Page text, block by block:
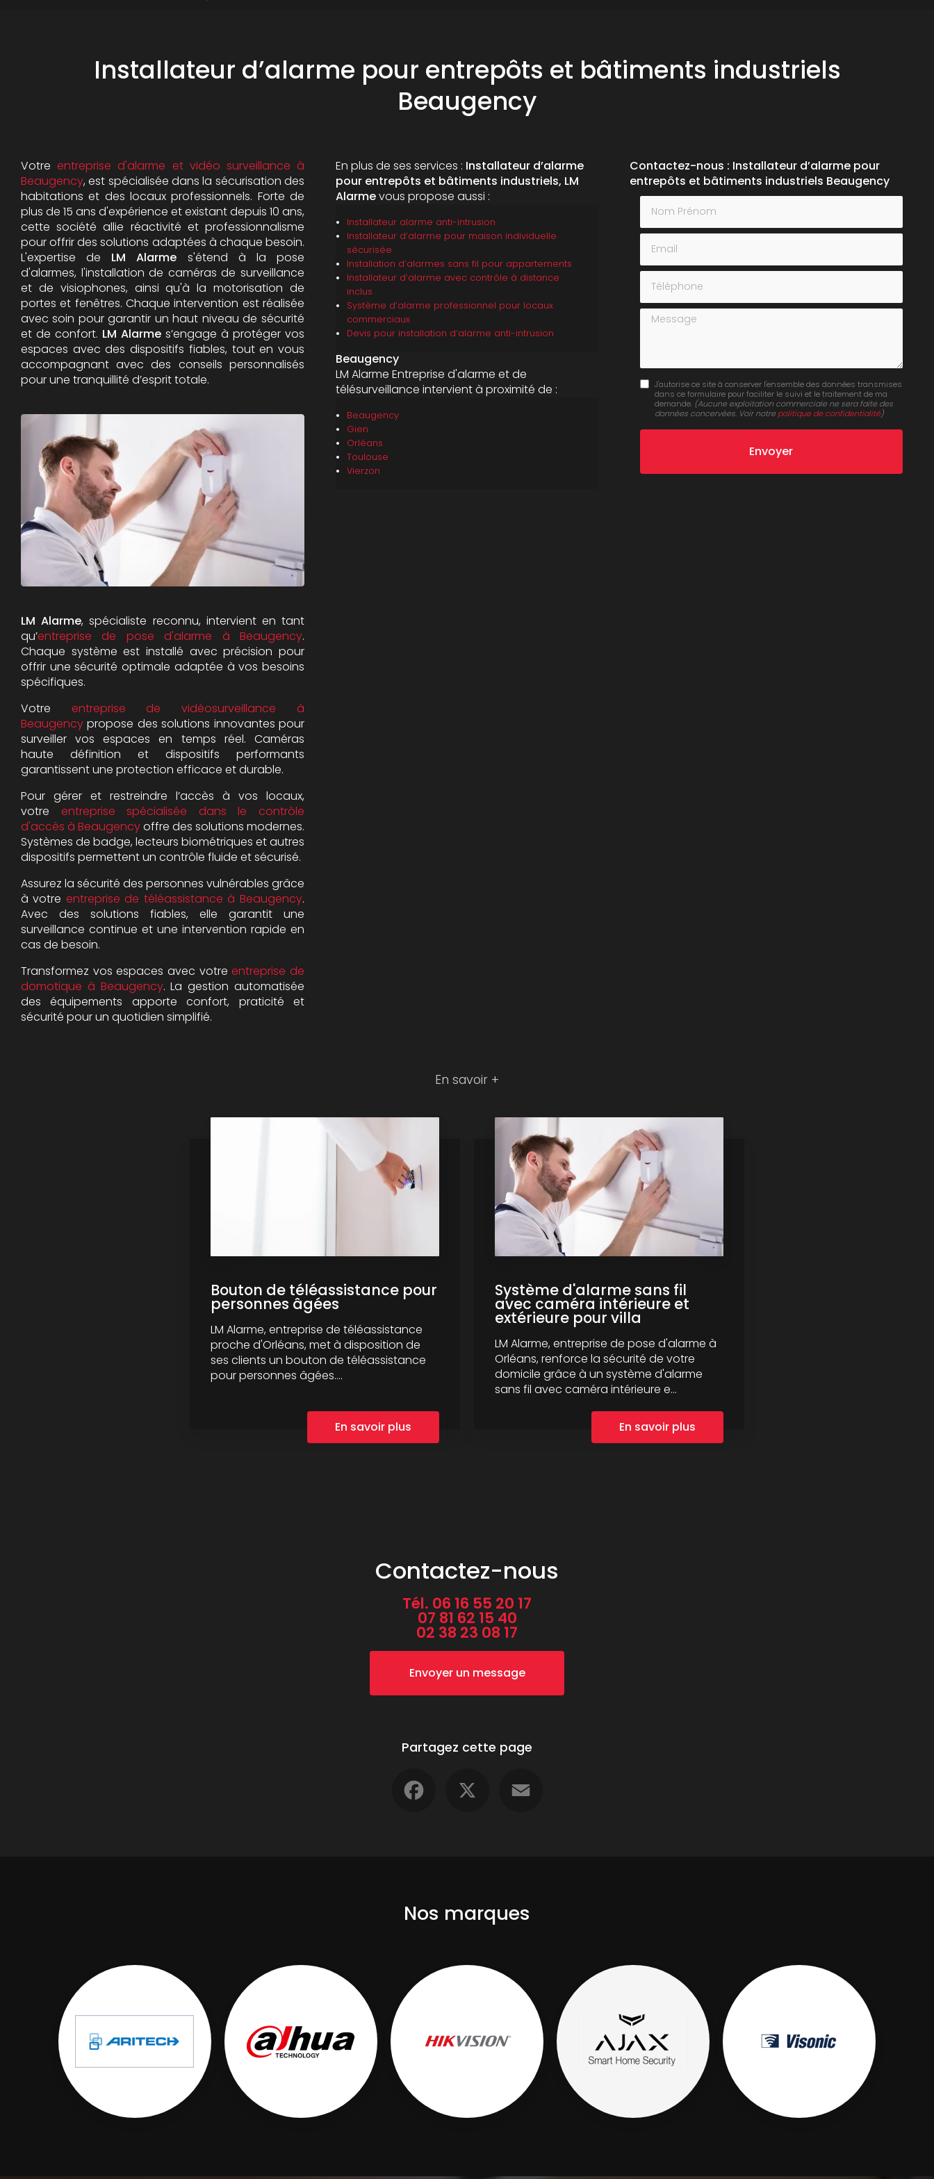
Installateur d’alarme pour entrepôts et bâtiments industriels
Beaugency
Votreentreprise d'alarme et vidéo surveillance à
Beaugency, est spécialisée dans la sécurisation des
habitations et des locaux professionnels. Forte de
plus de 15 ans d'expérience et existant depuis 10 ans,
cette société allie réactivité et professionnalisme
pour offrir des solutions adaptées à chaque besoin.
L'expertise de LM Alarme s'étend à la pose
d'alarmes, l'installation de caméras de surveillance
et de visiophones, ainsi qu'à la motorisation de
portes et fenêtres. Chaque intervention est réalisée
avec soin pour garantir un haut niveau de sécurité
et de confort. LM Alarme s’engage à protéger vos
espaces avec des dispositifs fiables, tout en vous
accompagnant avec des conseils personnalisés
pour une tranquillité d’esprit totale.
LM Alarme, spécialiste reconnu, intervient en tant
qu’entreprise de pose d'alarme à Beaugency.
Chaque système est installé avec précision pour
offrir une sécurité optimale adaptée à vos besoins
spécifiques.
Votre entreprise de vidéosurveillance à
Beaugency propose des solutions innovantes pour
surveiller vos espaces en temps réel. Caméras
haute définition et dispositifs performants
garantissent une protection efficace et durable.
Pour gérer et restreindre l’accès à vos locaux,
votre entreprise spécialisée dans le contrôle
d'accès à Beaugencyoffre des solutions modernes.
Systèmes de badge, lecteurs biométriques et autres
dispositifs permettent un contrôle fluide et sécurisé.
Assurez la sécurité des personnes vulnérables grâce
à votre entreprise de téléassistance à Beaugency.
Avec des solutions fiables, elle garantit une
surveillance continue et une intervention rapide en
cas de besoin.
Transformez vos espaces avec votreentreprise de
domotique à Beaugency. La gestion automatisée
des équipements apporte confort, praticité et
sécurité pour un quotidien simplifié.
En plus de ses services : Installateur d’alarme
pour entrepôts et bâtiments industriels, LM
Alarmevous propose aussi :
Installateur alarme anti-intrusion
Installateur d’alarme pour maison individuelle
sécurisée
Installation d’alarmes sans fil pour appartements
Installateur d’alarme avec contrôle à distance
inclus
Système d’alarme professionnel pour locaux
commerciaux
Devis pour installation d’alarme anti-intrusion
Beaugency
LM Alarme Entreprise d'alarme et de
télésurveillance intervient à proximité de :
Beaugency
Gien
Orléans
Toulouse
Vierzon
Contactez-nous : Installateur d’alarme pour
entrepôts et bâtiments industriels Beaugency
Nom Prénom
Email
Téléphone
Message
J'autorise ce site à conserver l'ensemble des données transmises
dans ce formulaire pour faciliter le suivi et le traitement de ma
demande. (Aucune exploitation commerciale ne sera faite des
données concervées. Voir notre politique de confidentialité)
En savoir +
Bouton de téléassistance pour
personnes âgées
LM Alarme, entreprise de téléassistance
proche d'Orléans, met à disposition de
ses clients un bouton de téléassistance
pour personnes âgées....
En savoir plus
Système d'alarme sans fil
avec caméra intérieure et
extérieure pour villa
LM Alarme, entreprise de pose d'alarme à
Orléans, renforce la sécurité de votre
domicile grâce à un système d'alarme
sans fil avec caméra intérieure e...
En savoir plus
Contactez-nous
Tél. 06 16 55 20 17
07 81 62 15 40
02 38 23 08 17
Envoyer un message
Partagez cette page
Nos marques